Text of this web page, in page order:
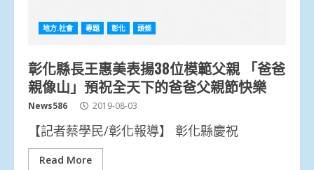
地方.社會 專題 彰化 頭條
彰化縣長王惠美表揚38位模範父親 「爸爸
親像山」預祝全天下的爸爸父親節快樂
News586 2019-08-03
【記者蔡學民/彰化報導】 彰化縣慶祝
Read More